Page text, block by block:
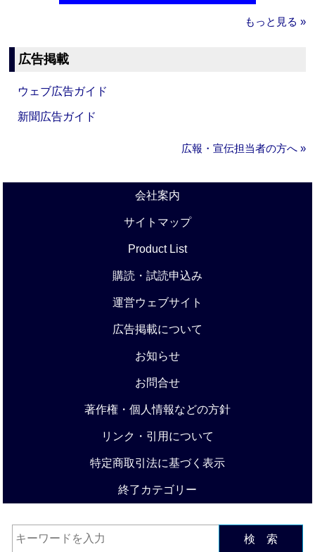
もっと見る »
広告掲載
ウェブ広告ガイド
新聞広告ガイド
広報・宣伝担当者の方へ »
会社案内
サイトマップ
Product List
購読・試読申込み
運営ウェブサイト
広告掲載について
お知らせ
お問合せ
著作権・個人情報などの方針
リンク・引用について
特定商取引法に基づく表示
終了カテゴリー
検 索